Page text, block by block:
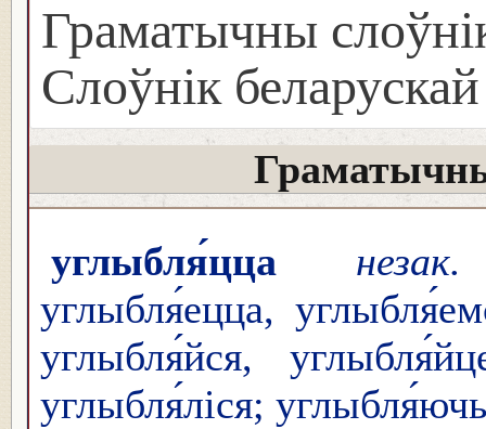
Граматычны
Слоўнік
углыбля́цца незак.
углыбля́ецца,
углыбля́йся,
углыбля́ліся;